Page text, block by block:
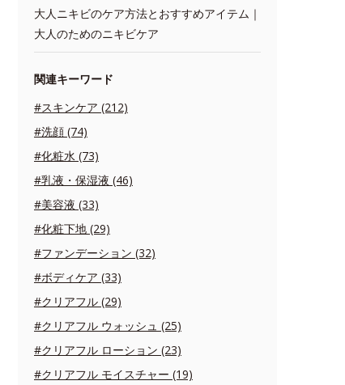
大人ニキビのケア方法とおすすめアイテム｜
大人のためのニキビケア
関連キーワード
#スキンケア (212)
#洗顔 (74)
#化粧水 (73)
#乳液・保湿液 (46)
#美容液 (33)
#化粧下地 (29)
#ファンデーション (32)
#ボディケア (33)
#クリアフル (29)
#クリアフル ウォッシュ (25)
#クリアフル ローション (23)
#クリアフル モイスチャー (19)